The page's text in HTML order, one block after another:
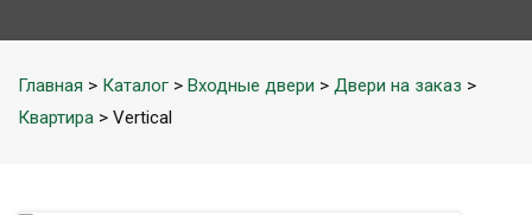
Главная > Каталог > Входные двери > Двери на заказ >
Квартира > Vertical